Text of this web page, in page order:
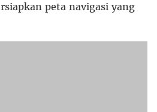
peta navigasi yang